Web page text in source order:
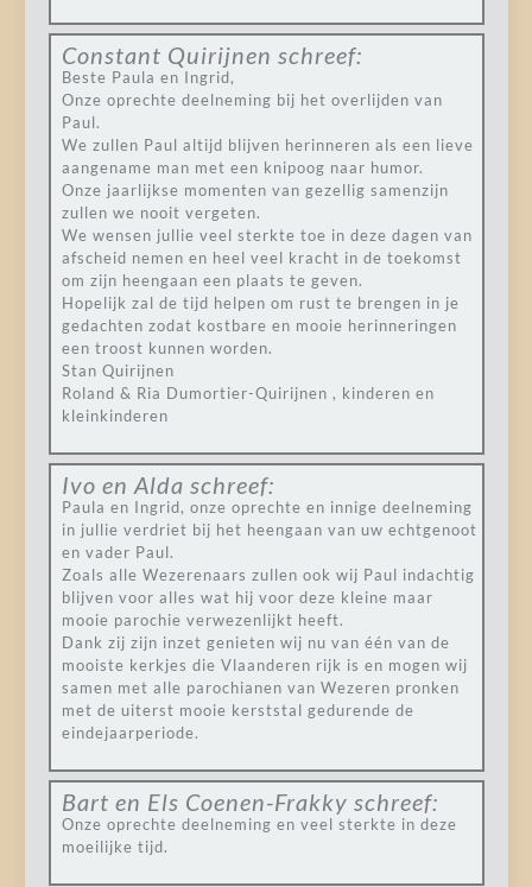
Constant Quirijnen schreef:
Beste Paula en Ingrid,
Onze oprechte deelneming bij het overlijden van
Paul.
We zullen Paul altijd blijven herinneren als een lieve
aangename man met een knipoog naar humor.
Onze jaarlijkse momenten van gezellig samenzijn
zullen we nooit vergeten.
We wensen jullie veel sterkte toe in deze dagen van
afscheid nemen en heel veel kracht in de toekomst
om zijn heengaan een plaats te geven.
Hopelijk zal de tijd helpen om rust te brengen in je
gedachten zodat kostbare en mooie herinneringen
een troost kunnen worden.
Stan Quirijnen
Roland & Ria Dumortier-Quirijnen , kinderen en
kleinkinderen
Ivo en Alda schreef:
Paula en Ingrid, onze oprechte en innige deelneming
in jullie verdriet bij het heengaan van uw echtgenoot
en vader Paul.
Zoals alle Wezerenaars zullen ook wij Paul indachtig
blijven voor alles wat hij voor deze kleine maar
mooie parochie verwezenlijkt heeft.
Dank zij zijn inzet genieten wij nu van één van de
mooiste kerkjes die Vlaanderen rijk is en mogen wij
samen met alle parochianen van Wezeren pronken
met de uiterst mooie kerststal gedurende de
eindejaarperiode.
Bart en Els Coenen-Frakky schreef:
Onze oprechte deelneming en veel sterkte in deze
moeilijke tijd.